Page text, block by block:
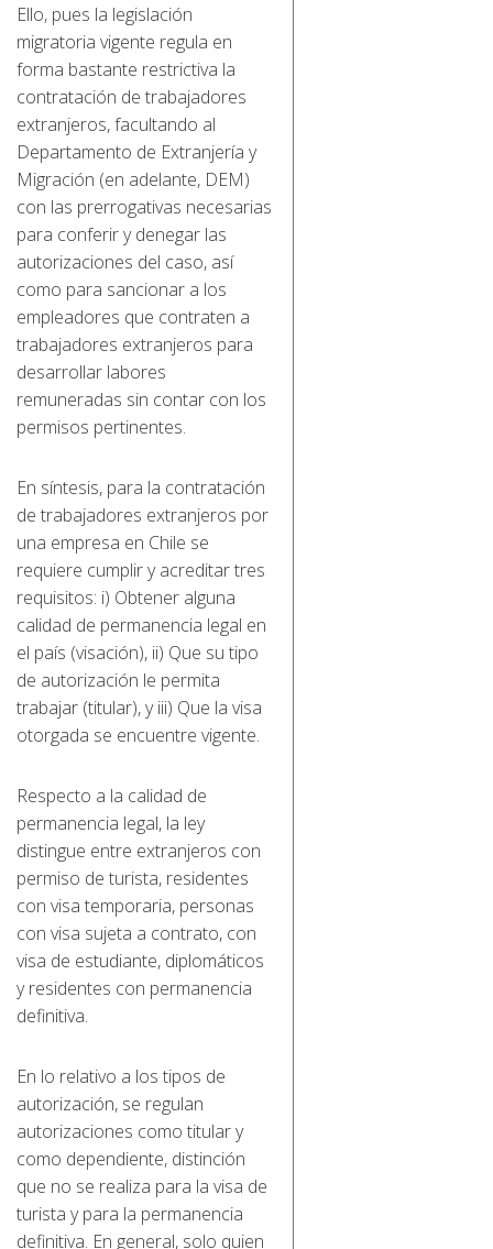
Ello, pues la legislación
migratoria vigente regula en
forma bastante restrictiva la
contratación de trabajadores
extranjeros, facultando al
Departamento de Extranjería y
Migración (en adelante, DEM)
con las prerrogativas necesarias
para conferir y denegar las
autorizaciones del caso, así
como para sancionar a los
empleadores que contraten a
trabajadores extranjeros para
desarrollar labores
remuneradas sin contar con los
permisos pertinentes.
En síntesis, para la contratación
de trabajadores extranjeros por
una empresa en Chile se
requiere cumplir y acreditar tres
requisitos: i) Obtener alguna
calidad de permanencia legal en
el país (visación), ii) Que su tipo
de autorización le permita
trabajar (titular), y iii) Que la visa
otorgada se encuentre vigente.
Respecto a la calidad de
permanencia legal, la ley
distingue entre extranjeros con
permiso de turista, residentes
con visa temporaria, personas
con visa sujeta a contrato, con
visa de estudiante, diplomáticos
y residentes con permanencia
definitiva.
En lo relativo a los tipos de
autorización, se regulan
autorizaciones como titular y
como dependiente, distinción
que no se realiza para la visa de
turista y para la permanencia
definitiva. En general, solo quien